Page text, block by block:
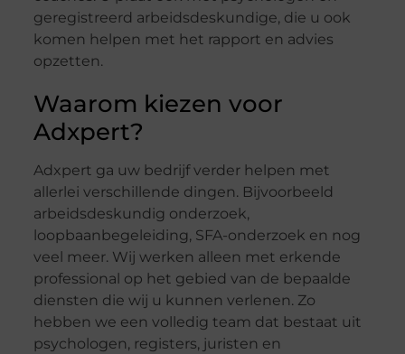
geregistreerd arbeidsdeskundige, die u ook
komen helpen met het rapport en advies
opzetten.
Waarom kiezen voor
Adxpert?
Adxpert ga uw bedrijf verder helpen met
allerlei verschillende dingen. Bijvoorbeeld
arbeidsdeskundig onderzoek,
loopbaanbegeleiding, SFA-onderzoek en nog
veel meer. Wij werken alleen met erkende
professional op het gebied van de bepaalde
diensten die wij u kunnen verlenen. Zo
hebben we een volledig team dat bestaat uit
psychologen, registers, juristen en